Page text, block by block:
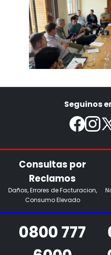
Seguinos
Consultas por
Reclamos
Daños, Errores de Facturacion,
Consumo Elevado
0800 777